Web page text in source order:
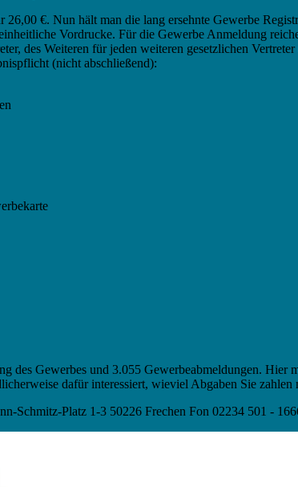
€. Nun hält man die lang ersehnte Gewerbe
Vordrucke. Für die Gewerbe Anmeldung
des Weiteren für jeden weiteren gesetzlichen
(nicht abschließend):
des Gewerbes und 3.055 Gewerbeabmeldungen.
dafür interessiert, wieviel Abgaben Sie
Schmitz-Platz 1-3 50226 Frechen Fon 02234 501 -